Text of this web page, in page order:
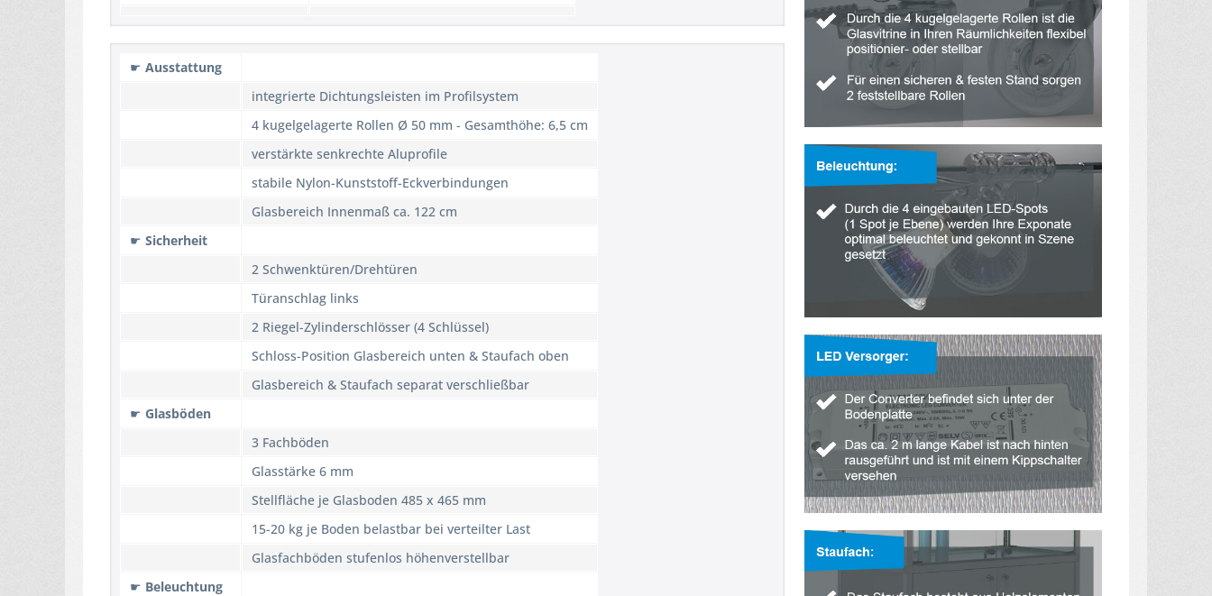
☛ Ausstattung
integrierte Dichtungsleisten im Profilsystem
4 kugelgelagerte Rollen Ø 50 mm - Gesamthöhe: 6,5 cm
verstärkte senkrechte Aluprofile
stabile Nylon-Kunststoff-Eckverbindungen
Glasbereich Innenmaß ca. 122 cm
☛ Sicherheit
2 Schwenktüren/Drehtüren
Türanschlag links
2 Riegel-Zylinderschlösser (4 Schlüssel)
Schloss-Position Glasbereich unten & Staufach oben
Glasbereich & Staufach separat verschließbar
☛ Glasböden
3 Fachböden
Glasstärke 6 mm
Stellfläche je Glasboden 485 x 465 mm
15-20 kg je Boden belastbar bei verteilter Last
Glasfachböden stufenlos höhenverstellbar
☛ Beleuchtung